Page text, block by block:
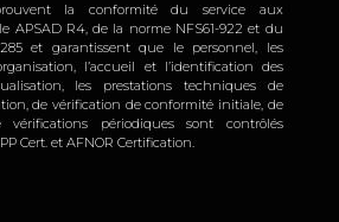
la conformité du service aux
APSAD R4, de la norme NFS61-922 et du
et garantissent que le personnel, les
l’accueil et l’identification des
les prestations techniques de
de vérification de conformité initiale, de
périodiques sont contrôlés
Cert. et AFNOR Certification.